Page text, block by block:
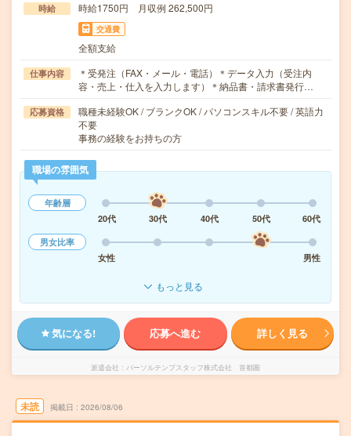
時給 時給1750円 月収例 262,500円
交通費
全額支給
仕事内容
＊受発注（FAX・メール・電話）＊データ入力（受注内
容・売上・仕入を入力します）＊納品書・請求書発行…
応募資格
職種未経験OK / ブランクOK / パソコンスキル不要 / 英語力
不要
事務の経験をお持ちの方
職場の雰囲気
年齢層
20代
30代 40代 50代
60代
男女比率
女性
男性
もっと見る
気になる! 応募へ進む 詳しく見る
派遣会社 パーソルテンプスタッフ株式会社 首都圏
未読 掲載日 2026/08/06